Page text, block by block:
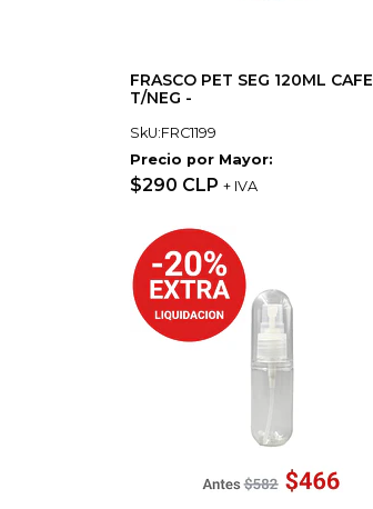
FRASCO PET SEG 120ML CAFE
T/NEG -
SkU:FRC1199
Precio por Mayor:
$290 CLP + IVA